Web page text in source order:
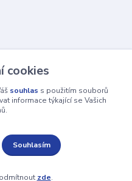
cookies
souhlas s použitím souborů
informace týkající se Vašich
Souhlasím
zde.